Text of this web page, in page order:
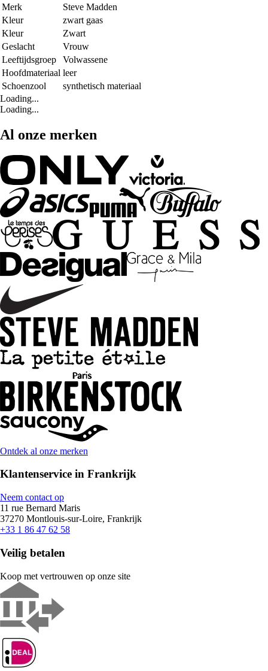
Merk
Steve Madden
Kleur
zwart gaas
Kleur
Zwart
Geslacht
Vrouw
Leeftijdsgroep
Volwassene
Hoofdmateriaal leer
Schoenzool
synthetisch materiaal
Loading...
Loading...
Al onze merken
Ontdek al onze merken
Klantenservice in Frankrijk
Neem contact op
11 rue Bernard Maris
37270 Montlouis-sur-Loire, Frankrijk
+33 1 86 47 62 58
Veilig betalen
Koop met vertrouwen op onze site